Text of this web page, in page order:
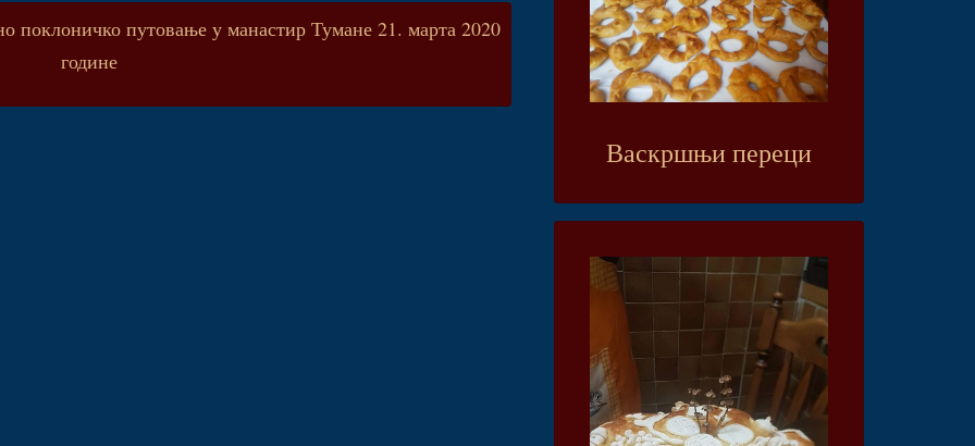
поклоничко путовање у манастир Тумане 21. марта 2020
године
Васкршњи переци